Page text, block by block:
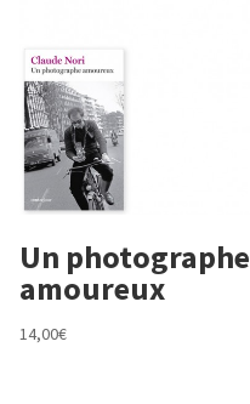
Un photographe
amoureux
14,00€